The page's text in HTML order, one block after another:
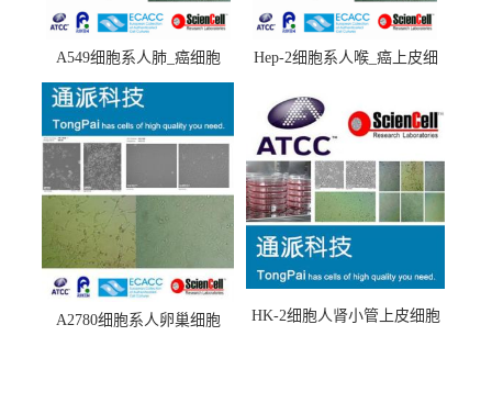
A549细胞系人肺_癌细胞
(A549细胞)
Hep-2细胞系人喉_癌上皮细
A2780细胞系人卵巢细胞
HK-2细胞人肾小管上皮细胞